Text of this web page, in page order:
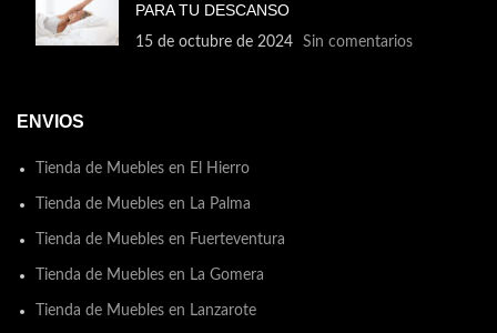
PARA TU DESCANSO
15 de octubre de 2024 Sin comentarios
ENVIOS
Tienda de Muebles en El Hierro
Tienda de Muebles en La Palma
Tienda de Muebles en Fuerteventura
Tienda de Muebles en La Gomera
Tienda de Muebles en Lanzarote